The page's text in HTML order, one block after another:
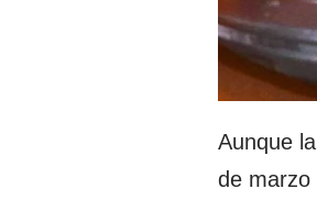
Aunque
de marzo